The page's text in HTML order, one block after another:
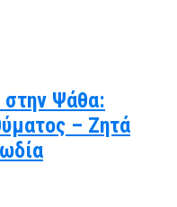
στην Ψάθα:
– Ζητά